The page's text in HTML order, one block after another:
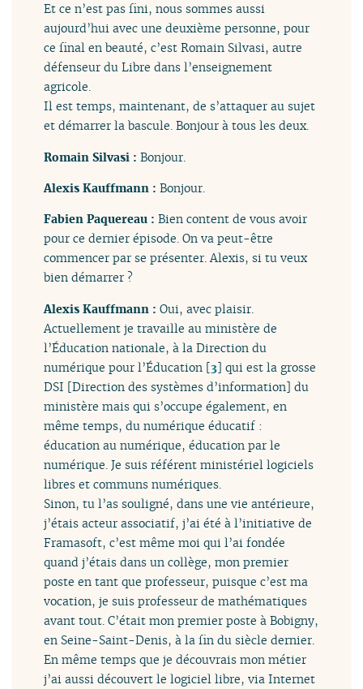
Et ce n’est pas fini, nous sommes aussi
aujourd’hui avec une deuxième personne, pour
ce final en beauté, c’est Romain Silvasi, autre
défenseur du Libre dans l’enseignement
agricole.
Il est temps, maintenant, de s’attaquer au sujet
et démarrer la bascule. Bonjour à tous les deux.
Romain Silvasi :Bonjour.
Alexis Kauffmann :Bonjour.
Fabien Paquereau :Bien content de vous avoir
pour ce dernier épisode. On va peut-être
commencer par se présenter. Alexis, si tu veux
bien démarrer ?
Alexis Kauffmann :Oui, avec plaisir.
Actuellement je travaille au ministère de
l’Éducation nationale, à la Direction du
numérique pour l’Éducation [3] qui est la grosse
DSI [Direction des systèmes d’information] du
ministère mais qui s’occupe également, en
même temps, du numérique éducatif :
éducation au numérique, éducation par le
numérique. Je suis référent ministériel logiciels
libres et communs numériques.
Sinon, tu l’as souligné, dans une vie antérieure,
j’étais acteur associatif, j’ai été à l’initiative de
Framasoft, c’est même moi qui l’ai fondée
quand j’étais dans un collège, mon premier
poste en tant que professeur, puisque c’est ma
vocation, je suis professeur de mathématiques
avant tout. C’était mon premier poste à Bobigny,
en Seine-Saint-Denis, à la fin du siècle dernier.
En même temps que je découvrais mon métier
j’ai aussi découvert le logiciel libre, via Internet